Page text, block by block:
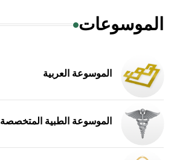
الموسوعات
الموسوعة العربية
الموسوعة الطبية المتخصصة